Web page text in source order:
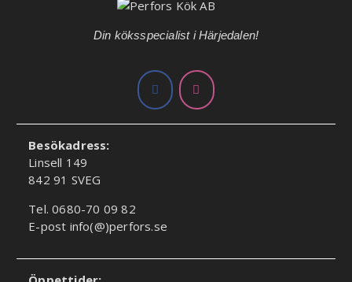
Din köksspecialist i Härjedalen!
Besökadress:
Linsell 149
842 91 SVEG
Tel. 0680-70 09 82
E-post info(@)perfors.se